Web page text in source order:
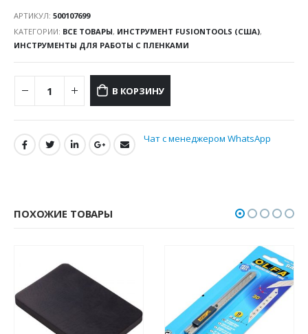
АРТИКУЛ: 500107699
КАТЕГОРИИ: ВСЕ ТОВАРЫ, ИНСТРУМЕНТ FUSIONTOOLS (США),
ИНСТРУМЕНТЫ ДЛЯ РАБОТЫ С ПЛЕНКАМИ
В КОРЗИНУ
Чат с менеджером WhatsApp
ПОХОЖИЕ ТОВАРЫ